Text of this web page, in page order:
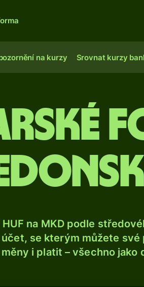
na kurzy Srovnat kurzy
na MKD podle
se kterým můžete
i platit – všechno jako